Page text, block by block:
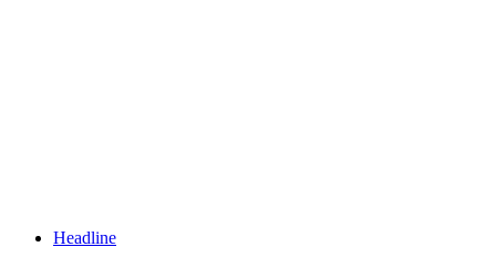
Headline